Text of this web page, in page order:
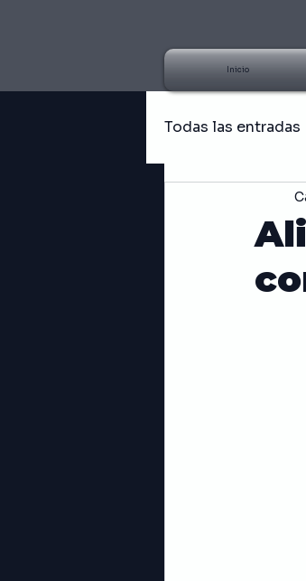
Inicio
Todas las entradas
Hongos